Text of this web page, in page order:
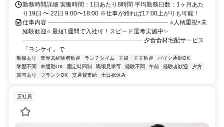
勤務時間詳細 実働時間：1日あたり8時間 平均勤務日数：1ヶ月あた
り19日 〜 22日 9:00〜18:00 ※仕事が終れば17:00上がりも可能！
仕事内容 ━━━━━━━━━━━━━━━━━━━━ ⭐人柄重視×未
経験歓迎⭐ 最短1週間で入社可！スピード選考実施中✨
━━━━━━━━━━━━━━━━━━━━ 夕食食材宅配サービス
「ヨシケイ」で...
制服あり 業界未経験者歓迎 ランチタイム 主婦・主夫歓迎
バイク通勤OK
学歴不問
車通勤OK 固定時間制 職場見学可 経験不問 午前 経験者歓迎
夕方
賞与あり
ブランクOK 交通費支給 土日祝休み
正社員